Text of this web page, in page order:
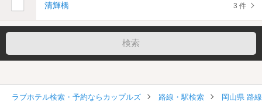
清輝橋 3 件
ラブホテル検索・予約ならカップルズ 路線・駅検索 岡山県 路